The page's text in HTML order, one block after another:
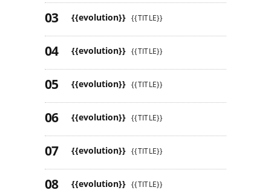
{{evolution}} {{TITLE}}
{{evolution}} {{TITLE}}
{{evolution}} {{TITLE}}
{{evolution}} {{TITLE}}
{{evolution}} {{TITLE}}
{{evolution}} {{TITLE}}